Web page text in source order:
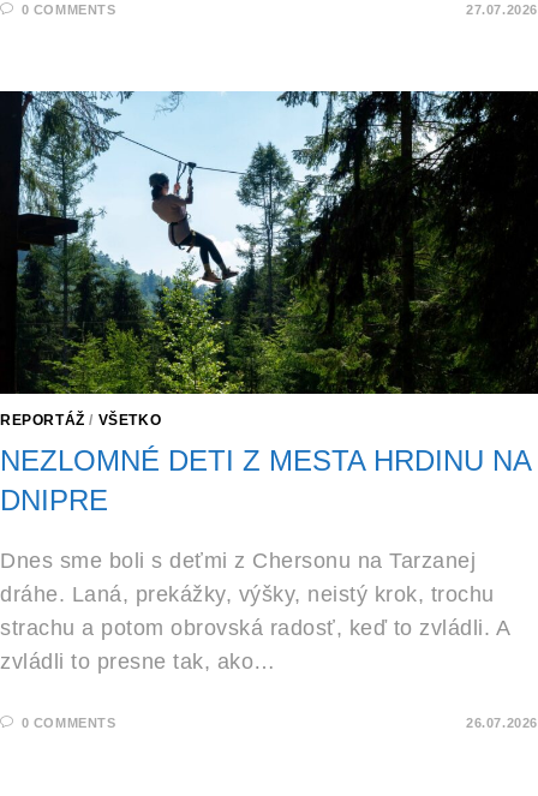
0 COMMENTS 27.07.2026
REPORTÁŽ / VŠETKO
NEZLOMNÉ DETI Z MESTA HRDINU NA
DNIPRE
Dnes sme boli s deťmi z Chersonu na Tarzanej
dráhe. Laná, prekážky, výšky, neistý krok, trochu
strachu a potom obrovská radosť, keď to zvládli. A
zvládli to presne tak, ako…
0 COMMENTS 26.07.2026